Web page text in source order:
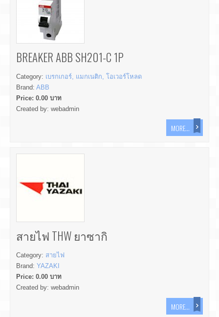
BREAKER ABB SH201-C 1P
Category: เบรกเกอร์, แมกเนติก, โอเวอร์โหลด
Brand: ABB
Price: 0.00 บาท
Created by: webadmin
MORE...
สายไฟ THW ยาซากิ
Category: สายไฟ
Brand: YAZAKI
Price: 0.00 บาท
Created by: webadmin
MORE...